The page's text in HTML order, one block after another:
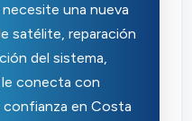
una nueva
satélite, reparación
del sistema,
le conecta con
confianza en Costa